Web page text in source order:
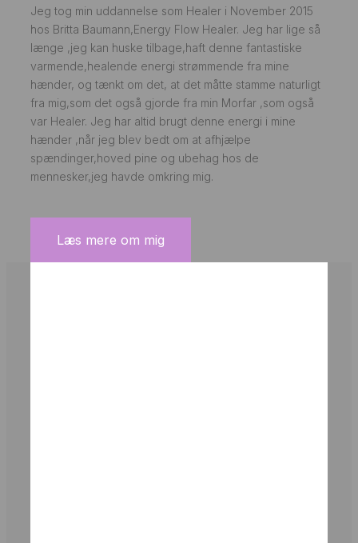
Jeg tog min uddannelse som Healer i November 2015
hos Britta Baumann,Energy Flow Healer. Jeg har lige så
længe ,jeg kan huske tilbage,haft denne fantastiske
varmende,healende energi strømmende fra mine
hænder, og tænkt om det, at det måtte stamme naturligt
fra mig,som det også gjorde fra min Morfar ,som også
var Healer. Jeg har altid brugt denne energi i mine
hænder ,når jeg blev bedt om at afhjælpe
spændinger,hoved pine og ubehag hos de
mennesker,jeg havde omkring mig.
Læs mere om mig